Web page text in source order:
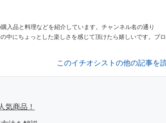
入品と料理などを紹介しています。チャンネル名の通り
中にちょっとした楽しさを感じて頂けたら嬉しいです。ブ
このイチオシストの他の記事を
気商品！